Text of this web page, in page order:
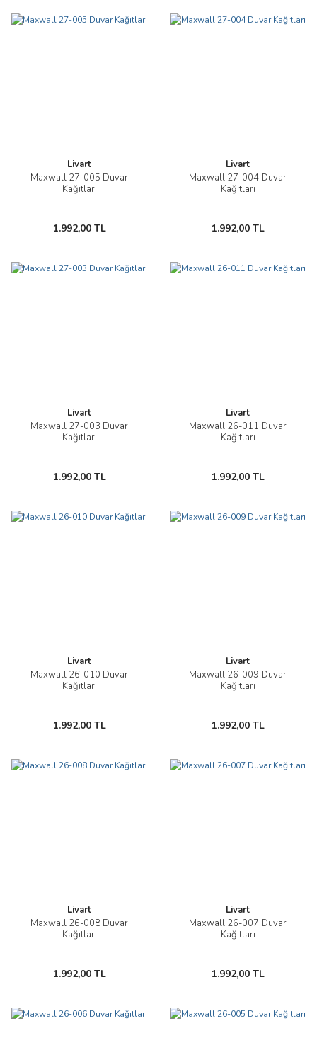
Livart
Maxwall 27-005 Duvar
Kağıtları
1.992,00 TL
Livart
Maxwall 27-004 Duvar
Kağıtları
1.992,00 TL
Livart
Maxwall 27-003 Duvar
Kağıtları
1.992,00 TL
Livart
Maxwall 26-011 Duvar
Kağıtları
1.992,00 TL
Livart
Maxwall 26-010 Duvar
Kağıtları
1.992,00 TL
Livart
Maxwall 26-009 Duvar
Kağıtları
1.992,00 TL
Livart
Maxwall 26-008 Duvar
Kağıtları
1.992,00 TL
Livart
Maxwall 26-007 Duvar
Kağıtları
1.992,00 TL